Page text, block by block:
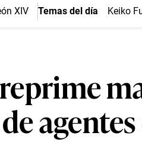
XIV Temas del día Keiko